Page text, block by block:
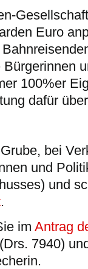
Euro
100%er
dafür
bei
und
und
.
im Antrag
(Drs. 7940)